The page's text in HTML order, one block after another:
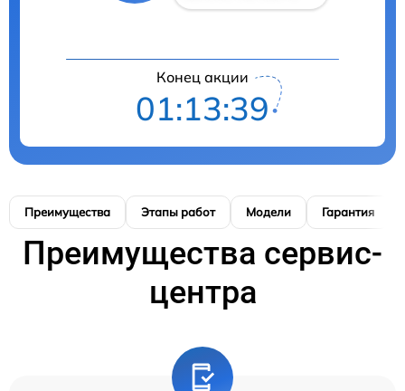
Конец акции
01:13:38
Преимущества Этапы работ Модели Гарантия
Преимущества сервис-
центра